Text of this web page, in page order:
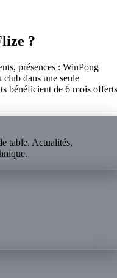
?
présences : WinPong
dans une seule
bénéficient de 6 mois
table. Actualités,